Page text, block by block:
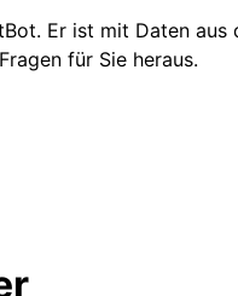
Er ist mit Daten
für Sie heraus.